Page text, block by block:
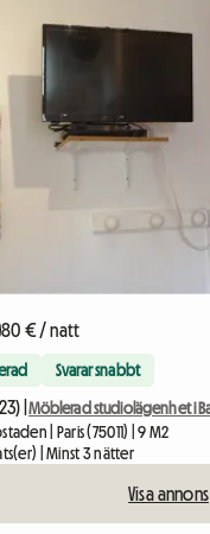
80 € / natt
Svarar snabbt
|
| Paris (75011) | 9 M2
| Minst 3 nätter
Visa annons